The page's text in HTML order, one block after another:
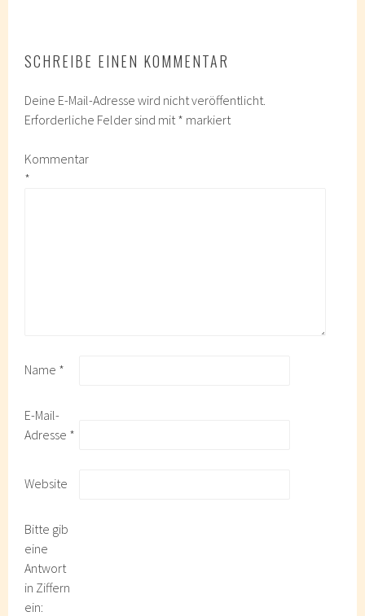
SCHREIBE EINEN KOMMENTAR
Deine E-Mail-Adresse wird nicht veröffentlicht.
Erforderliche Felder sind mit* markiert
Kommentar
*
Name *
E-Mail-
Adresse *
Website
Bitte gib
eine
Antwort
in Ziffern
ein: